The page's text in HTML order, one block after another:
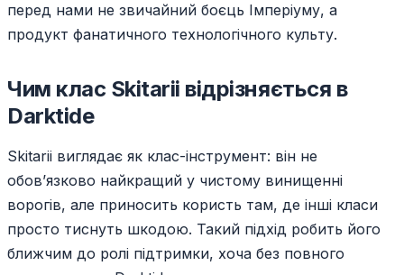
перед нами не звичайний боєць Імперіуму, а
продукт фанатичного технологічного культу.
Чим клас Skitarii відрізняється в
Darktide
Skitarii виглядає як клас-інструмент: він не
обов’язково найкращий у чистому винищенні
ворогів, але приносить користь там, де інші класи
просто тиснуть шкодою. Такий підхід робить його
ближчим до ролі підтримки, хоча без повного